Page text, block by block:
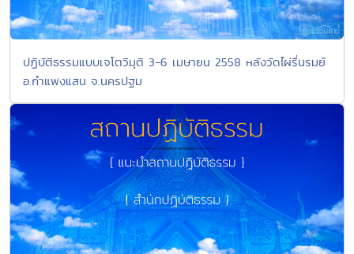
ปฏิบัติธรรมแบบเจโตวิมุติ 3-6 เมษายน 2558 หลังวัดไผ่รื่นรมย์
อ.กำแพงแสน จ.นครปฐม